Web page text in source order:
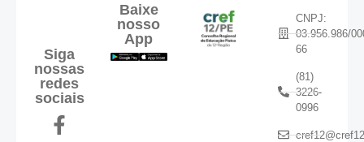
Siga
nossas
redes
sociais
Baixe
nosso
App
CNPJ:
03.956.986/
66
(81)
3226-
0996